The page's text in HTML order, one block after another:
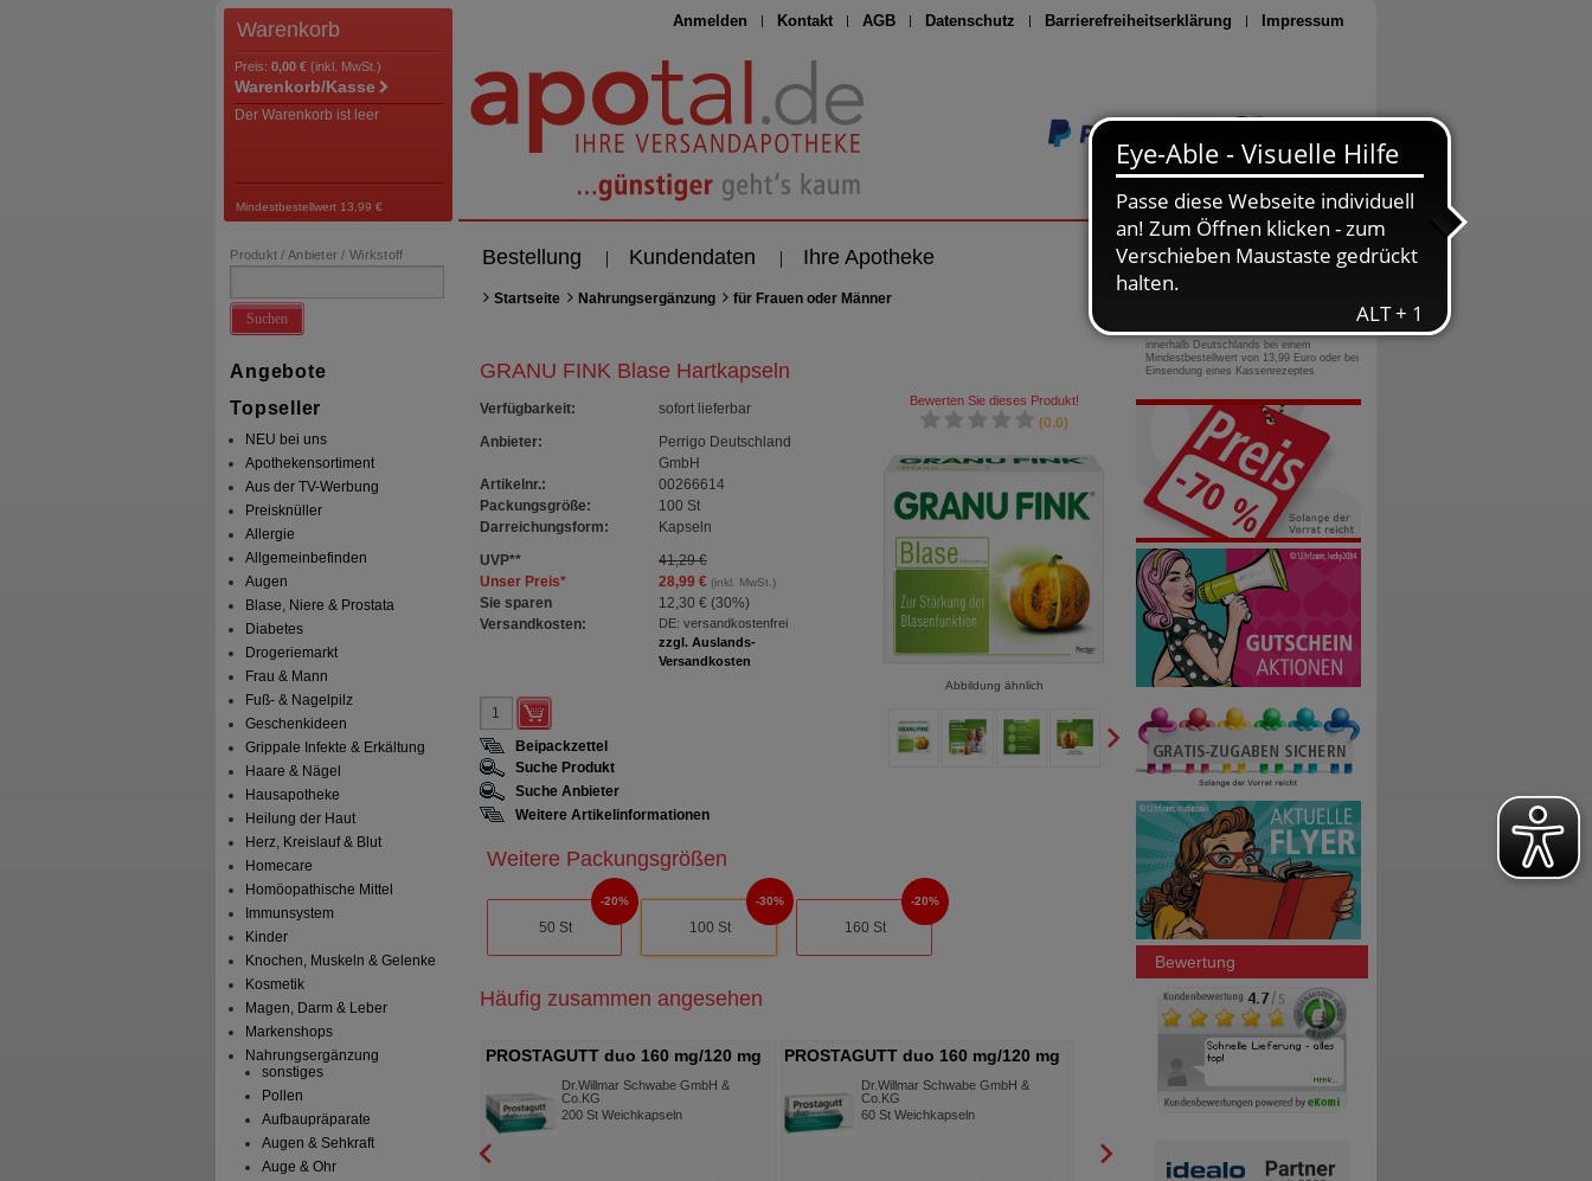
Anmelden Kontakt AGB Datenschutz Barrierefreiheitserklärung Impressum
Seite drucken
Warenkorb
Preis: 0,00 € (inkl. MwSt.)
Warenkorb/Kasse
Der Warenkorb ist leer
Mindestbestellwert 13,99 €
Bestellung Kundendaten Ihre Apotheke
Produkt / Anbieter / Wirkstoff
Suchen
Angebote
Topseller
NEU bei uns
Apothekensortiment
Aus der TV-Werbung
Preisknüller
Allergie
Allgemeinbefinden
Augen
Blase, Niere & Prostata
Diabetes
Drogeriemarkt
Frau & Mann
Fuß- & Nagelpilz
Geschenkideen
Grippale Infekte & Erkältung
Haare & Nägel
Hausapotheke
Heilung der Haut
Herz, Kreislauf & Blut
Homecare
Homöopathische Mittel
Immunsystem
Kinder
Knochen, Muskeln & Gelenke
Kosmetik
Magen, Darm & Leber
Markenshops
Nahrungsergänzung
sonstiges
Pollen
Aufbaupräparate
Augen & Sehkraft
Auge & Ohr
Startseite Nahrungsergänzung für Frauen oder Männer
GRANU FINK Blase Hartkapseln
Verfügbarkeit:
sofort lieferbar
Anbieter:
Perrigo Deutschland
GmbH
Artikelnr.:
00266614
Packungsgröße:
100 St
Darreichungsform:
Kapseln
UVP**
41,29 €
Unser Preis* 28,99 €(inkl. MwSt.)
Sie sparen 12,30 € (30%)
Versandkosten:
DE: versandkostenfrei
zzgl. Auslands-
Versandkosten
Bewerten Sie dieses Produkt!
(0.0)
Abbildung ähnlich
Beipackzettel
Suche Produkt
Suche Anbieter
Weitere Artikelinformationen
Weitere Packungsgrößen
50 St
20%
100 St
30%
160 St
20%
Häufig zusammen angesehen
PROSTAGUTT duo 160 mg/120 mg
Weichkapseln
Co.KG
120St Weichkapseln
PROSTAGUTT duo 160 mg/120 mg
WeichkapselnDr.Willmar Schwabe GmbH &
Co.KG
200St Weichkapseln
PROSTAGUTT duo 160 mg/120 mg
WeichkapselnDr.Willmar Schwabe GmbH &
Co.KG
60 St Weichkapseln
EUNOVA Langzeit 50+ Kapseln
STADA Consumer Health
Deutschland GmbH
0800-10 11 422
gebührenfreie Rufnummer
innerhalb Deutschlands bei einem
Mindestbestellwert von 13,99 Euro oder bei
Einsendung eines Kassenrezeptes
Bewertung